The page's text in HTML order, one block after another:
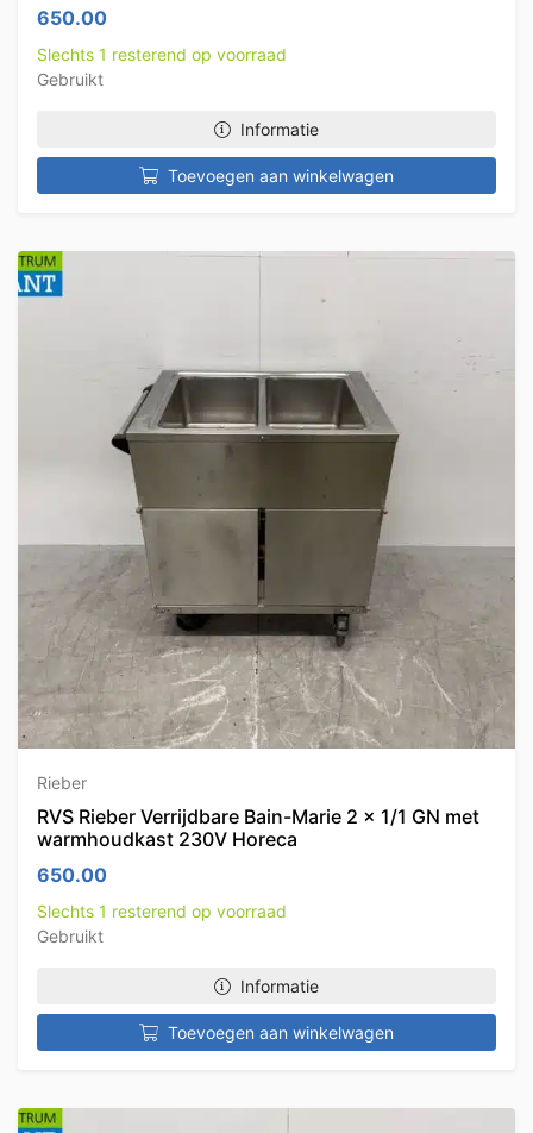
650.00
Slechts 1 resterend op voorraad
Gebruikt
Informatie
Toevoegen aan winkelwagen
Rieber
RVS Rieber Verrijdbare Bain-Marie 2 x 1/1 GN met
warmhoudkast 230V Horeca
650.00
Slechts 1 resterend op voorraad
Gebruikt
Informatie
Toevoegen aan winkelwagen